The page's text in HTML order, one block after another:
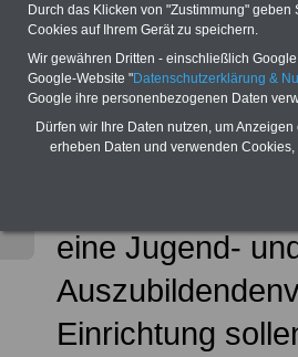
Lexikon
Auszubildende
eine Jugend-
Einrichtung
Durch das Klicken von "Zustimmung"
Cookies auf Ihrem Gerät zu speichern.
Wir gewähren Dritten - einschließlich
Google-Website "Datenschutzerklärung &
Google ihre personenbezogenen Daten
Dürfen wir Ihre Daten nutzen, um
erheben Daten und verwenden